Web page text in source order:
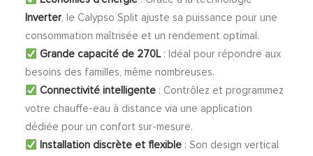
Inverter, le Calypso Split ajuste sa puissance pour une
consommation maîtrisée et un rendement optimal.
Grande capacité de 270L: Idéal pour répondre aux
besoins des familles, même nombreuses.
Connectivité intelligente : Contrôlez et programmez
votre chauffe-eau à distance via une application
dédiée pour un confort sur-mesure.
Installation discrète et flexible : Son design vertical